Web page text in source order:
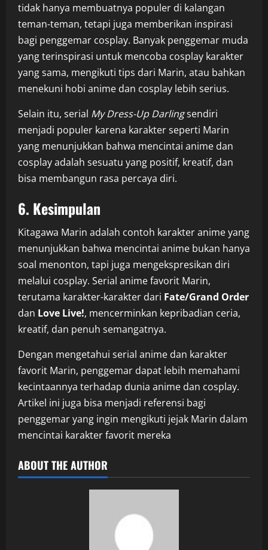
tidak hanya membuatnya populer di kalangan
teman-teman, tetapi juga memberikan inspirasi
bagi penggemar cosplay. Banyak penggemar muda
yang terinspirasi untuk mencoba cosplay karakter
yang sama, mengikuti tips dari Marin, atau bahkan
menekuni hobi anime dan cosplay lebih serius.
Selain itu, serial My Dress-Up Darlingsendiri
menjadi populer karena karakter seperti Marin
yang menunjukkan bahwa mencintai anime dan
cosplay adalah sesuatu yang positif, kreatif, dan
bisa membangun rasa percaya diri.
6. Kesimpulan
Kitagawa Marin adalah contoh karakter anime yang
menunjukkan bahwa mencintai anime bukan hanya
soal menonton, tapi juga mengekspresikan diri
melalui cosplay. Serial anime favorit Marin,
terutama karakter-karakter dari Fate/Grand Order
dan Love Live!, mencerminkan kepribadian ceria,
kreatif, dan penuh semangatnya.
Dengan mengetahui serial anime dan karakter
favorit Marin, penggemar dapat lebih memahami
kecintaannya terhadap dunia anime dan cosplay.
Artikel ini juga bisa menjadi referensi bagi
penggemar yang ingin mengikuti jejak Marin dalam
mencintai karakter favorit mereka
ABOUT THE AUTHOR